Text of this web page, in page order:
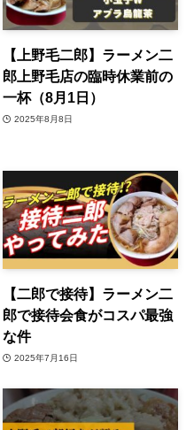
【上野毛二郎】ラーメン二
郎上野毛店の臨時休業前の
一杯（8月1日）
2025年8月8日
【二郎で接待】ラーメン二
郎で接待会食がコスパ最強
な件
2025年7月16日